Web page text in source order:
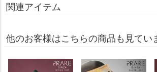
関連アイテム
他のお客様はこちらの商品も見てい